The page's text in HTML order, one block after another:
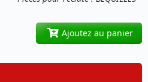
Ajoutez au panier